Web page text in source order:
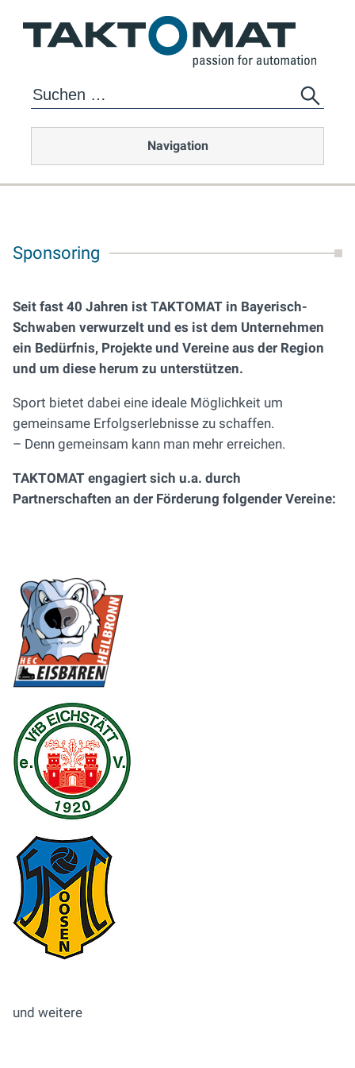
Navigation
Sponsoring
Seit fast 40 Jahren ist TAKTOMAT in Bayerisch-
Schwaben verwurzelt und es ist dem Unternehmen
ein Bedürfnis, Projekte und Vereine aus der Region
und um diese herum zu unterstützen.
Sport bietet dabei eine ideale Möglichkeit um
gemeinsame Erfolgserlebnisse zu schaffen.
– Denn gemeinsam kann man mehr erreichen.
TAKTOMAT engagiert sich u.a. durch
Partnerschaften an der Förderung folgender Vereine:
und weitere